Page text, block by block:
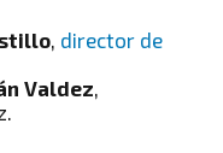
director de
Valdez